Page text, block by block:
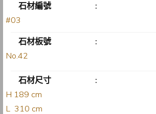
石材編號
:
#03
石材板號
:
No.42
石材尺寸
:
H 189 cm
L 310 cm